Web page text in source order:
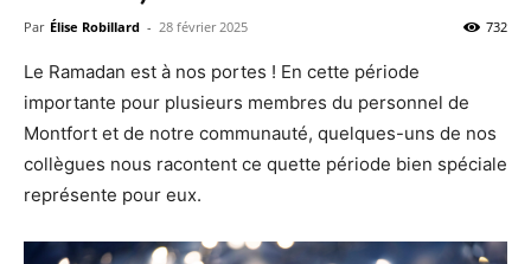
Par Élise Robillard - 28 février 2025 732
Le Ramadan est à nos portes ! En cette période
importante pour plusieurs membres du personnel de
Montfort et de notre communauté, quelques-uns de nos
collègues nous racontent ce quette période bien spéciale
représente pour eux.